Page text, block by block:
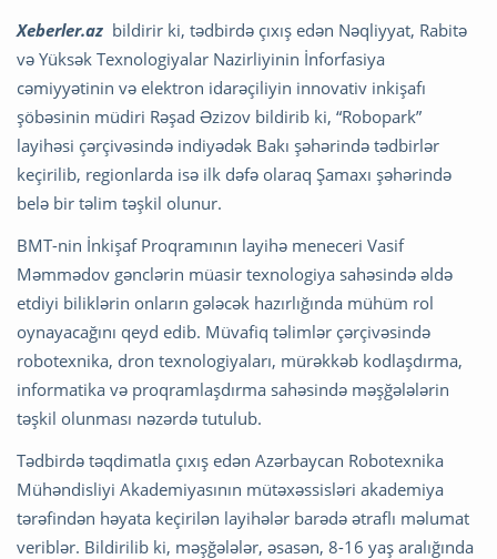
Xeberler.az bildirir ki, tədbirdə çıxış edən Nəqliyyat, Rabitə
və Yüksək Texnologiyalar Nazirliyinin İnforfasiya
cəmiyyətinin və elektron idarəçiliyin innovativ inkişafı
şöbəsinin müdiri Rəşad Əzizov bildirib ki, “Robopark”
layihəsi çərçivəsində indiyədək Bakı şəhərində tədbirlər
keçirilib, regionlarda isə ilk dəfə olaraq Şamaxı şəhərində
belə bir təlim təşkil olunur.
BMT-nin İnkişaf Proqramının layihə meneceri Vasif
Məmmədov gənclərin müasir texnologiya sahəsində əldə
etdiyi biliklərin onların gələcək hazırlığında mühüm rol
oynayacağını qeyd edib. Müvafiq təlimlər çərçivəsində
robotexnika, dron texnologiyaları, mürəkkəb kodlaşdırma,
informatika və proqramlaşdırma sahəsində məşğələlərin
təşkil olunması nəzərdə tutulub.
Tədbirdə təqdimatla çıxış edən Azərbaycan Robotexnika
Mühəndisliyi Akademiyasının mütəxəssisləri akademiya
tərəfindən həyata keçirilən layihələr barədə ətraflı məlumat
veriblər. Bildirilib ki, məşğələlər, əsasən, 8-16 yaş aralığında